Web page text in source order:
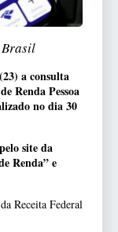
Brasil
a consulta
Renda Pessoa
no dia 30
site da
Renda” e
Receita Federal